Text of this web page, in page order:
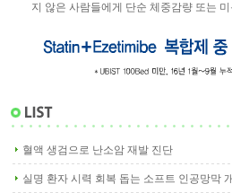
지 않은 사람들에게 단순 체중감량 또는
혈액 생검으로 난소암 재발 진단
실명 환자 시력 회복 돕는 소프트 인공망막